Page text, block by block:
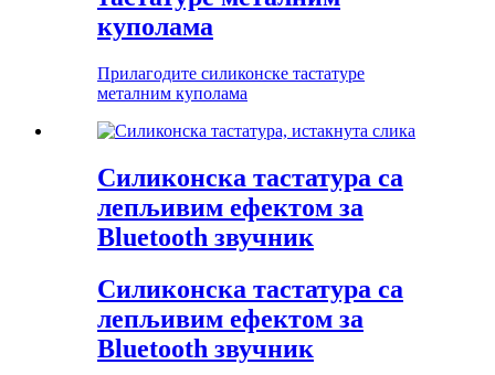
куполама
Прилагодите силиконске тастатуре
металним куполама
Силиконска тастатура са
лепљивим ефектом за
Bluetooth звучник
Силиконска тастатура са
лепљивим ефектом за
Bluetooth звучник